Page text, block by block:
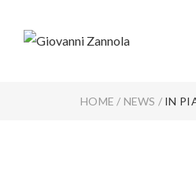
HOME / NEWS / IN